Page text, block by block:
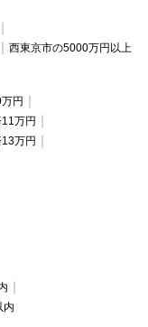
西東京市の5000万円以上
円
万円
万円
内